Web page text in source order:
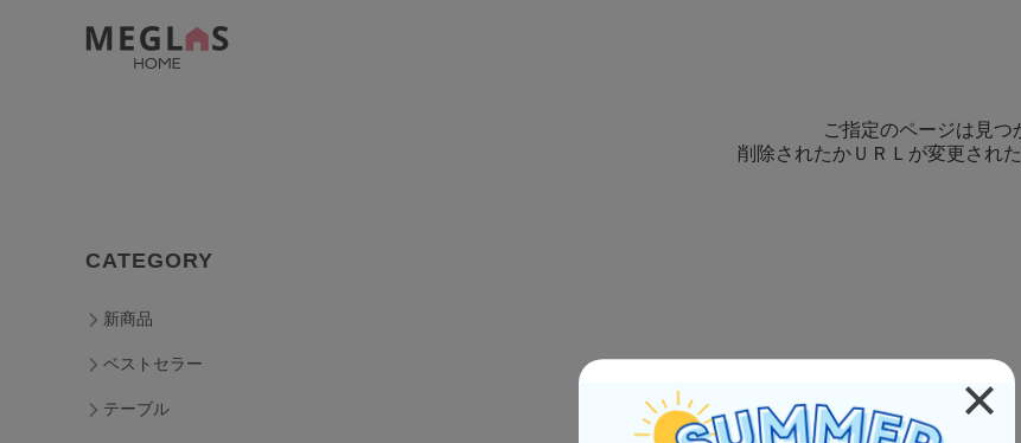
ご指定のページは見つ
削除されたかＵＲＬが変更され
CATEGORY
新商品
ベストセラー
テーブル